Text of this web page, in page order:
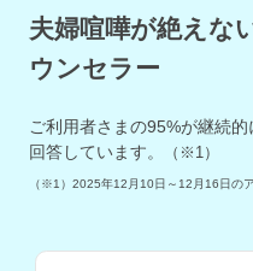
夫婦喧嘩が絶えな
ウンセラー
ご利用者さまの95%が継続的
回答しています。
（※1）
（※1） 2025年12月10日～12月16日の